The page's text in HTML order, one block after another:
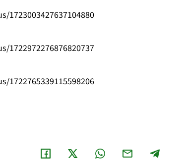
1723003427637104880
1722972276876820737
1722765339115598206